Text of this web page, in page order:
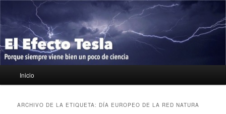
contenido
principal
contenido
secundario
El Efecto Tesla
Porque siempre viene bien un poco de ciencia
principal
Inicio
ARCHIVO DE LA ETIQUETA: DÍA EUROPEO DE LA RED NATURA